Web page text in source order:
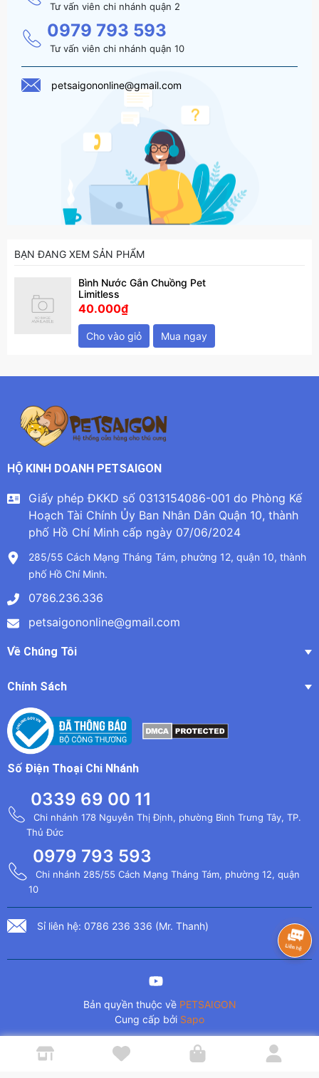
Tư vấn viên chi nhánh quận 2
0979 793 593
Tư vấn viên chi nhánh quận 10
petsaigononline@gmail.com
BẠN ĐANG XEM SẢN PHẨM
Bình Nước Gắn Chuồng Pet
Limitless
40.000₫
Cho vào giỏ Mua ngay
HỘ KINH DOANH PETSAIGON
Giấy phép ĐKKD số 0313154086-001 do Phòng Kế
Hoạch Tài Chính Ủy Ban Nhân Dân Quận 10, thành
phố Hồ Chí Minh cấp ngày 07/06/2024
285/55 Cách Mạng Tháng Tám, phường 12, quận 10, thành
phố Hồ Chí Minh.
0786.236.336
petsaigononline@gmail.com
Về Chúng Tôi
Chính Sách
Số Điện Thoại Chi Nhánh
0339 69 00 11
Chi nhánh 178 Nguyễn Thị Định, phường Bình Trưng Tây, TP.
Thủ Đức
0979 793 593
Chi nhánh 285/55 Cách Mạng Tháng Tám, phường 12, quận
10
Sỉ liên hệ: 0786 236 336 (Mr. Thanh)
Bản quyền thuộc về PETSAIGON
Cung cấp bởi Sapo